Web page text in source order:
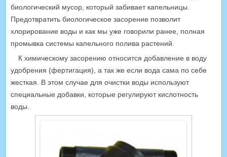
биологический мусор, который забивает капельницы.
Предотвратить биологическое засорение позволит
хлорирование воды и как мы уже говорили ранее, полная
промывка системы капельного полива растений.
К химическому засорению относится добавление в воду
удобрения (фертигация), а так же если вода сама по себе
жесткая. В этом случае для очистки воды используют
специальные добавки, которые регулируют кислотность
воды.